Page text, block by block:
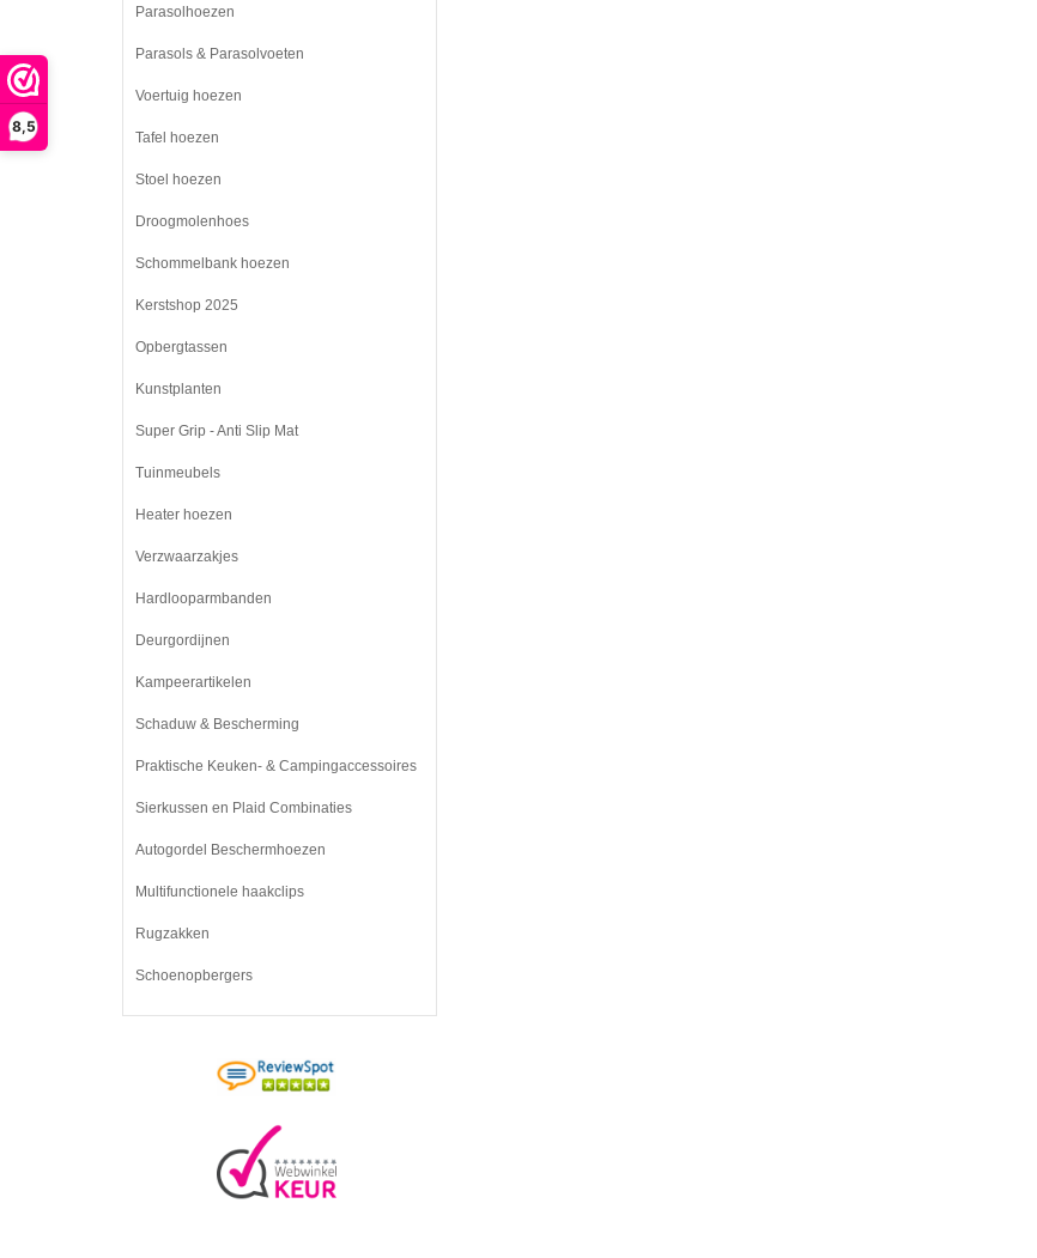
8,5
Parasolhoezen
Parasols & Parasolvoeten
Voertuig hoezen
Tafel hoezen
Stoel hoezen
Droogmolenhoes
Schommelbank hoezen
Kerstshop 2025
Opbergtassen
Kunstplanten
Super Grip - Anti Slip Mat
Tuinmeubels
Heater hoezen
Verzwaarzakjes
Hardlooparmbanden
Deurgordijnen
Kampeerartikelen
Schaduw & Bescherming
Praktische Keuken- & Campingaccessoires
Sierkussen en Plaid Combinaties
Autogordel Beschermhoezen
Multifunctionele haakclips
Rugzakken
Schoenopbergers